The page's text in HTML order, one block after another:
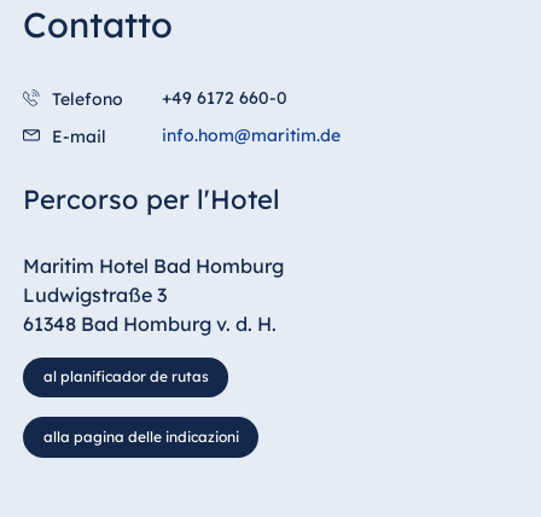
Contatto
Telefono
+49 6172 660-0
E-mail
info.hom@maritim.de
Percorso per l'Hotel
Maritim Hotel Bad Homburg
Ludwigstraße 3
61348 Bad Homburg v. d. H.
al planificador de rutas
alla pagina delle indicazioni